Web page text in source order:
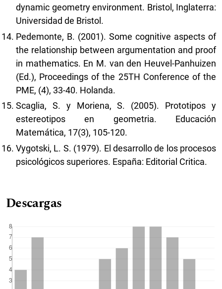
dynamic geometry environment. Bristol, Inglaterra:
Universidad de Bristol.
Pedemonte, B. (2001). Some cognitive aspects of
the relationship between argumentation and proof
in mathematics. En M. van den Heuvel-Panhuizen
(Ed.), Proceedings of the 25TH Conference of the
PME, (4), 33-40. Holanda.
Scaglia, S. y Moriena, S. (2005). Prototipos y
estereotipos en geometria. Educación
Matemática, 17(3), 105-120.
Vygotski, L. S. (1979). El desarrollo de los procesos
psicológicos superiores. España: Editorial Critica.
Descargas